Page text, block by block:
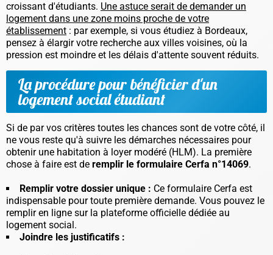
croissant d'étudiants. Une astuce serait de demander un
logement dans une zone moins proche de votre
établissement : par exemple, si vous étudiez à Bordeaux,
pensez à élargir votre recherche aux villes voisines, où la
pression est moindre et les délais d'attente souvent réduits.
La procédure pour bénéficier d'un
logement social étudiant
Si de par vos critères toutes les chances sont de votre côté, il
ne vous reste qu'à suivre les démarches nécessaires pour
obtenir une habitation à loyer modéré (HLM). La première
chose à faire est de remplir le formulaire Cerfa n°14069.
Remplir votre dossier unique : Ce formulaire Cerfa est
indispensable pour toute première demande. Vous pouvez le
remplir en ligne sur la plateforme officielle dédiée au
logement social.
Joindre les justificatifs :